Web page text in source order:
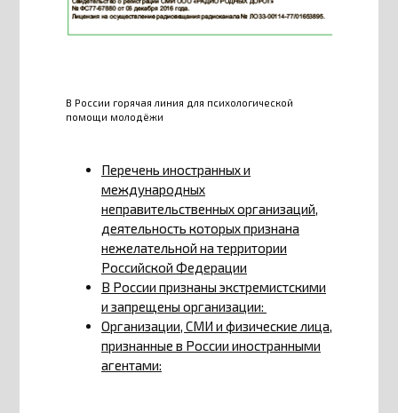
В России горячая линия для психологической
помощи молодёжи
Перечень иностранных и
международных
неправительственных организаций,
деятельность которых признана
нежелательной на территории
Российской Федерации
В России признаны экстремистскими
и запрещены организации:
Организации, СМИ и физические лица,
признанные в России иностранными
агентами: